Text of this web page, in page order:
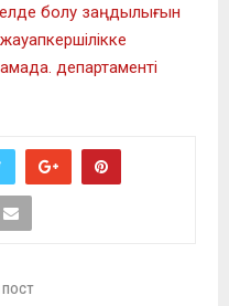
елде болу заңдылығын
департаменті
ПОСТ